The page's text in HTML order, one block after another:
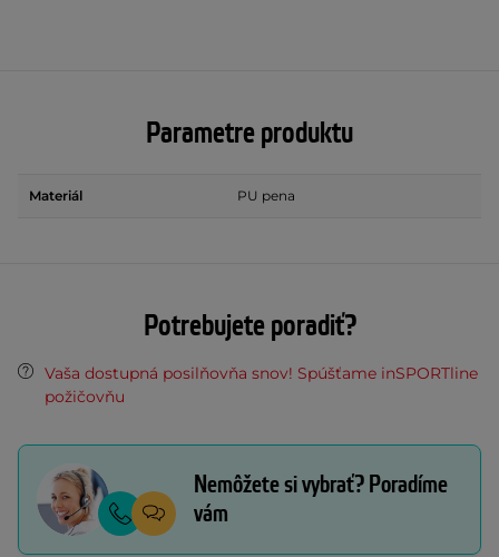
Parametre produktu
Materiál PU pena
Potrebujete poradiť?
Vaša dostupná posilňovňa snov! Spúšťame inSPORTline
požičovňu
Nemôžete si vybrať? Poradíme
vám